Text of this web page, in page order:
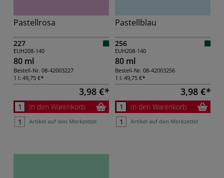
Pastellrosa
227
EUH208-140
80 ml
Bestell-Nr. 08-42003227
1 l: 49,75 €
3,98 €
In den Warenkorb
Artikel auf den Merkzettel
Pastellblau
256
EUH208-140
80 ml
Bestell-Nr. 08-42003256
1 l: 49,75 €
3,98 €
In den Warenkorb
Artikel auf den Merkzettel